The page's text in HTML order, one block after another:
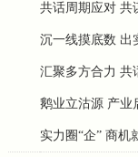
共话周期应对
沉一线摸底数
汇聚多方合力
鹅业立沽源 产业
实力圈“企” 商机